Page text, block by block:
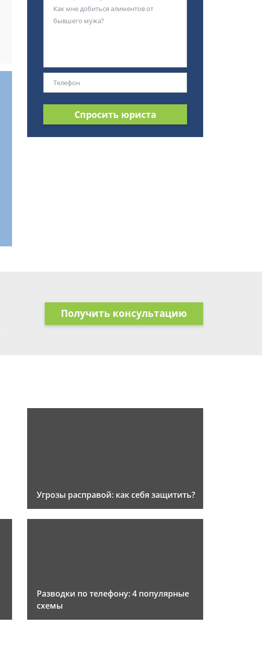
Спросить юриста
Получить консультацию
Угрозы расправой: как себя защитить?
Разводки по телефону: 4 популярные
схемы